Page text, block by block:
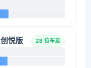
悦版 28 位车友